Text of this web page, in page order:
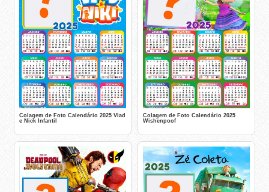
Colagem de Foto Calendário 2025 Vlad
e Nick Infantil
Colagem de Foto Calendário 2025
Wishenpoof